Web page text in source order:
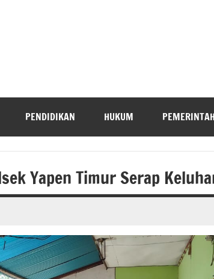
PENDIDIKAN HUKUM
Yapen Timur Serap